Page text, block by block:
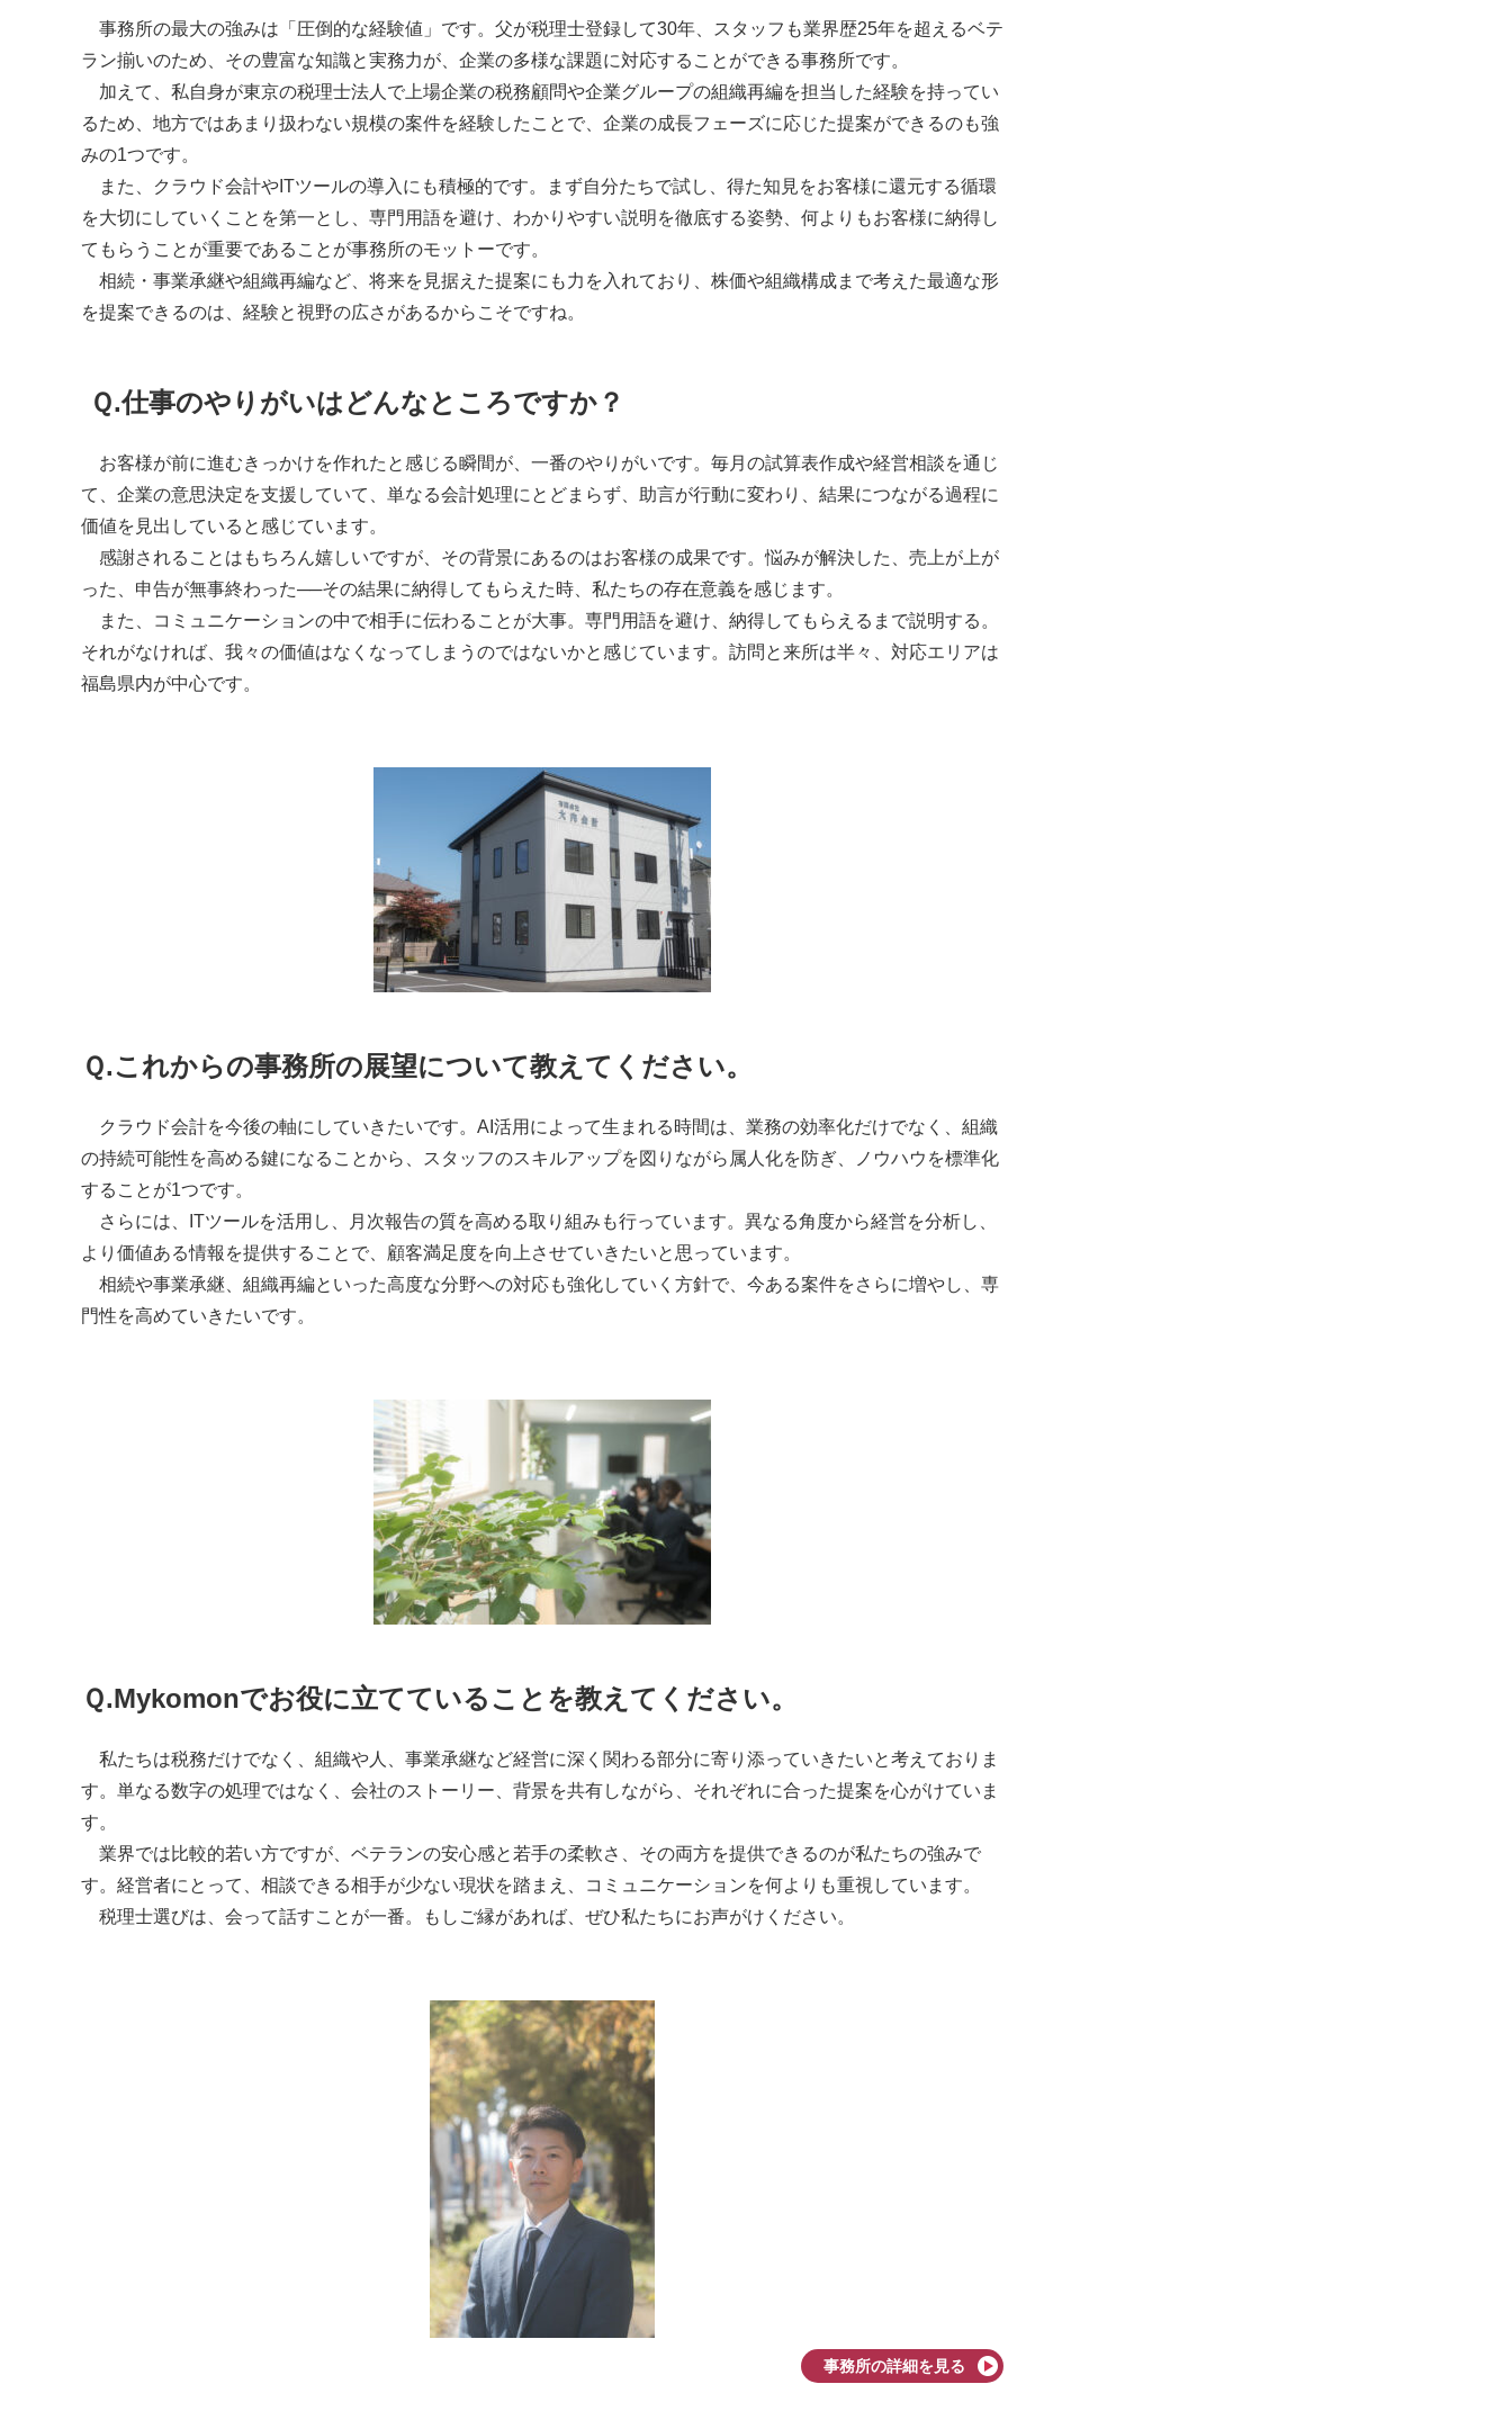
事務所の最大の強みは「圧倒的な経験値」です。父が税理士登録して30年、スタッフも業界歴25年を超えるベテ
ラン揃いのため、その豊富な知識と実務力が、企業の多様な課題に対応することができる事務所です。
加えて、私自身が東京の税理士法人で上場企業の税務顧問や企業グループの組織再編を担当した経験を持ってい
るため、地方ではあまり扱わない規模の案件を経験したことで、企業の成長フェーズに応じた提案ができるのも強
みの1つです。
また、クラウド会計やITツールの導入にも積極的です。まず自分たちで試し、得た知見をお客様に還元する循環
を大切にしていくことを第一とし、専門用語を避け、わかりやすい説明を徹底する姿勢、何よりもお客様に納得し
てもらうことが重要であることが事務所のモットーです。
相続・事業承継や組織再編など、将来を見据えた提案にも力を入れており、株価や組織構成まで考えた最適な形
を提案できるのは、経験と視野の広さがあるからこそですね。
Ｑ.仕事のやりがいはどんなところですか？
お客様が前に進むきっかけを作れたと感じる瞬間が、一番のやりがいです。毎月の試算表作成や経営相談を通じ
て、企業の意思決定を支援していて、単なる会計処理にとどまらず、助言が行動に変わり、結果につながる過程に
価値を見出していると感じています。
感謝されることはもちろん嬉しいですが、その背景にあるのはお客様の成果です。悩みが解決した、売上が上が
った、申告が無事終わった──その結果に納得してもらえた時、私たちの存在意義を感じます。
また、コミュニケーションの中で相手に伝わることが大事。専門用語を避け、納得してもらえるまで説明する。
それがなければ、我々の価値はなくなってしまうのではないかと感じています。訪問と来所は半々、対応エリアは
福島県内が中心です。
Ｑ.これからの事務所の展望について教えてください。
クラウド会計を今後の軸にしていきたいです。 AI活用 によって生まれる時間は、業務の効率化だけでなく、組織
の持続可能性を高める鍵になることから、スタッフのスキルアップを図りながら属人化を防ぎ、ノウハウを標準化
することが1つです。
さらには、
ITツールを活用し、月次報告の質を高める取り組みも行っています。異なる角度から経営を分析し、
より価値ある情報を提供することで、顧客満足度を向上させていきたいと思っています。
相続や事業承継、組織再編といった高度な分野への対応も強化していく方針で、今ある案件をさらに増やし、専
門性を高めていきたいです。
Ｑ.Mykomonでお役に立てていることを教えてください。
私たちは税務だけでなく、組織や人、事業承継など経営に深く関わる部分に寄り添っていきたいと考えておりま
す。単なる数字の処理ではなく、会社のストーリー、背景を共有しながら、それぞれに合った提案を心がけていま
す。
業界では比較的若い方ですが、ベテランの安心感と若手の柔軟さ、その両方を提供できるのが私たちの強みで
す。経営者にとって、相談できる相手が少ない現状を踏まえ、コミュニケーションを何よりも重視しています。
税理士選びは、会って話すことが一番。もしご縁があれば、ぜひ私たちにお声がけください。
事務所の詳細を見る